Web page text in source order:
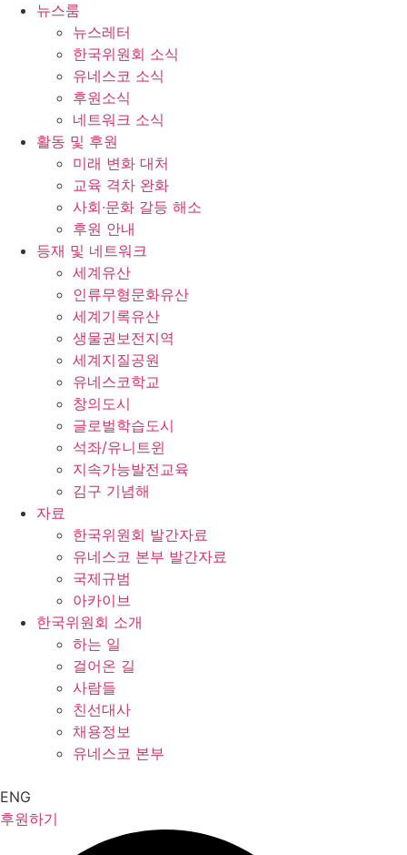
뉴스룸
뉴스레터
한국위원회 소식
유네스코 소식
후원소식
네트워크 소식
활동 및 후원
미래 변화 대처
교육 격차 완화
사회∙문화 갈등 해소
후원 안내
등재 및 네트워크
세계유산
인류무형문화유산
세계기록유산
생물권보전지역
세계지질공원
유네스코학교
창의도시
글로벌학습도시
석좌/유니트윈
지속가능발전교육
김구 기념해
자료
한국위원회 발간자료
유네스코 본부 발간자료
국제규범
아카이브
한국위원회 소개
하는 일
걸어온 길
사람들
친선대사
채용정보
유네스코 본부
ENG
후원하기